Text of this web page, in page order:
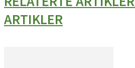
ARTIKLER